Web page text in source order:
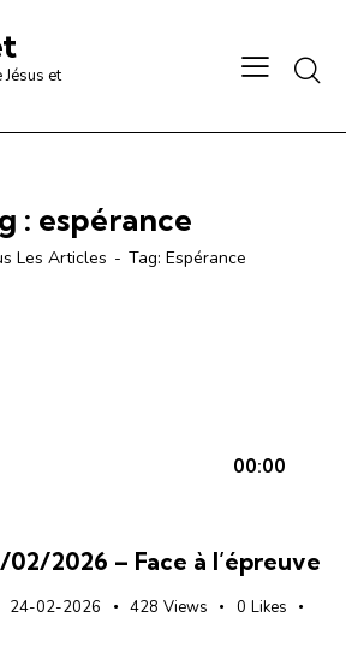
et
: espérance
Les Articles Tag: Espérance
00:00
02/2026 – Face à l’épreuve
24-02-2026 428 Views 0 Likes